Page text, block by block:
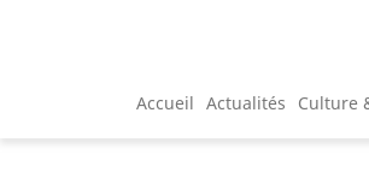
Accueil Actualités Culture